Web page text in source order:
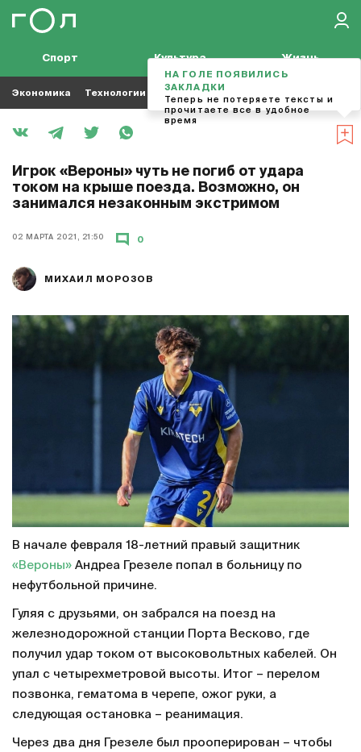
Спорт Культура Жизнь
Экономика Технологии Кино Футбол
Игрок «Вероны» чуть не погиб от удара
током на крыше поезда. Возможно, он
занимался незаконным экстримом
02 МАРТА 2021, 21:50
МИХАИЛ МОРОЗОВ
0
В начале февраля 18-летний правый защитник
«Вероны» Андреа Грезеле попал в больницу по
нефутбольной причине.
Гуляя с друзьями, он забрался на поезд на
железнодорожной станции Порта Весково, где
получил удар током от высоковольтных кабелей. Он
упал с четырехметровой высоты. Итог – перелом
позвонка, гематома в черепе, ожог руки, а
следующая остановка – реанимация.
Через два дня Грезеле был прооперирован – чтобы
НА ГОЛЕ ПОЯВИЛИСЬ
ЗАКЛАДКИ
Теперь не потеряете тексты и
прочитаете все в удобное
время